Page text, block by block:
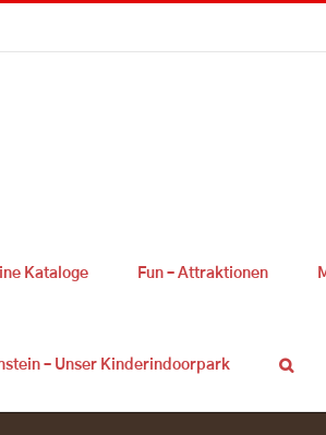
Kataloge Fun – Attraktionen
– Unser Kinderindoorpark